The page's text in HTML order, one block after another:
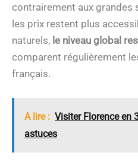
contrairement aux grandes
les prix restent plus
naturels, le niveau global
comparent régulièrement
français.
A lire : Visiter Florence en
astuces